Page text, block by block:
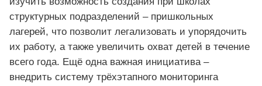
структурных подразделений – пришкольных
лагерей, что позволит легализовать и упорядочить
их работу, а также увеличить охват детей в течение
всего года. Ещё одна важная инициатива –
внедрить систему трёхэтапного мониторинга